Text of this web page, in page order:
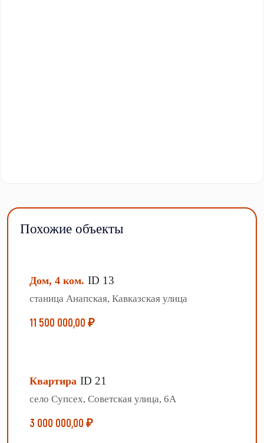
Похожие объекты
Дом, 4 ком. ID 13
станица Анапская, Кавказская улица
11 500 000,00 ₽
Квартира ID 21
село Супсех, Советская улица, 6А
3 000 000,00 ₽